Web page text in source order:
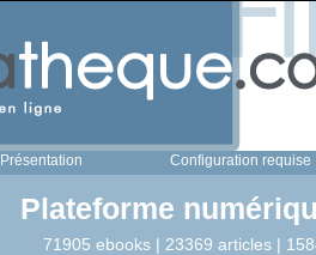
Présentation Configuration requise
Plateforme
71905 ebooks | 23369 articles |